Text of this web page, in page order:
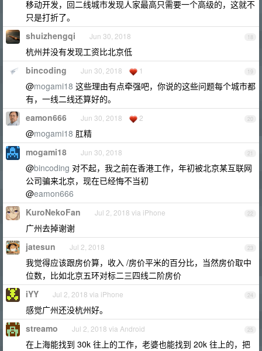
移动开发，回二线城市发现人家最高只需要一个高级的，这就不
只是打折了。
18
shuizhengqi Jun 30, 2018
杭州并没有发现工资比北京低
19
bincoding Jun 30, 2018 1
@mogami18 这些理由有点牵强吧，你说的这些问题每个城市都
有，一线二线还算好的。
20
eamon666 Jun 30, 2018 2
@mogami18 肛精
21
mogami18 Jun 30, 2018
@bincoding 对不起，我之前在香港工作，年初被北京某互联网
公司骗来北京，现在已经悔不当初
@eamon666
22
KuroNekoFan Jul 2, 2018 via iPhone
广州去掉谢谢
23
jatesun Jul 2, 2018
我觉得应该跟房价算，收入 /房价平米的百分比，当然房价取中
位数，比如北京五环对标二三四线二阶房价
24
iYY Jul 2, 2018 via iPhone
感觉广州还没杭州好。
25
streamo Jul 2, 2018 via Android
在上海能找到 30k 往上的工作，老婆也能找到 20k 往上的，把